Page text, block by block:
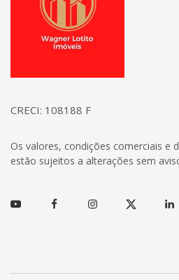
CRECI: 108188 F
Os valores, condições comerciais e
estão sujeitos a alterações sem
Youtube FacebookInstagramTwitter